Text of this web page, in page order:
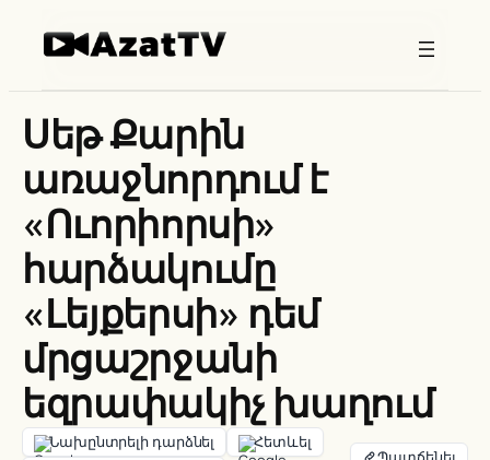
Սեթ Քարին
առաջնորդում է
«Ուորիորսի»
հարձակումը
«Լեյքերսի» դեմ
մրցաշրջանի
եզրափակիչ խաղում
Նախընտրելի դարձնել
Հետևել